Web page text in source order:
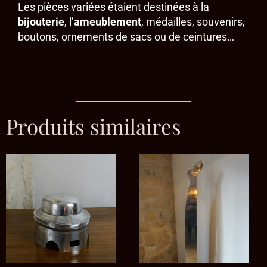
Les pièces variées étaient destinées à la
bijouterie, l’ameublement, médailles, souvenirs,
boutons, ornements de sacs ou de ceintures…
Produits similaires